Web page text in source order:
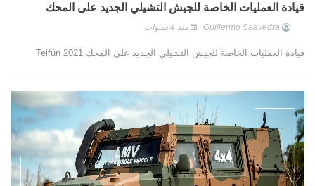
قيادة العمليات الخاصة للجيش التشيلي الجديد على المحك
Guillermo Saavedra منذ 4 سنوات
قيادة العمليات الخاصة للجيش التشيلي الجديد على المحك Teifún 2021